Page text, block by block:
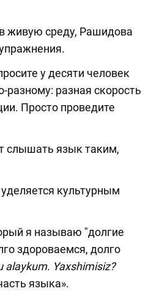
живую среду, Рашидова
у десяти человек
разному: разная скорость
Просто проведите
слышать язык таким,
культурным
я называю "долгие
здороваемся, долго
alaykum. Yaxshimisiz?
языка».